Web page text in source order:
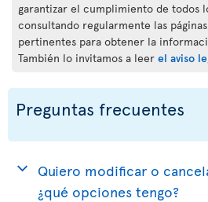
garantizar el cumplimiento de todos
consultando regularmente las
pertinentes para obtener la
También lo invitamos a leer el aviso
Preguntas frecuentes
Quiero modificar o
¿qué opciones tengo?